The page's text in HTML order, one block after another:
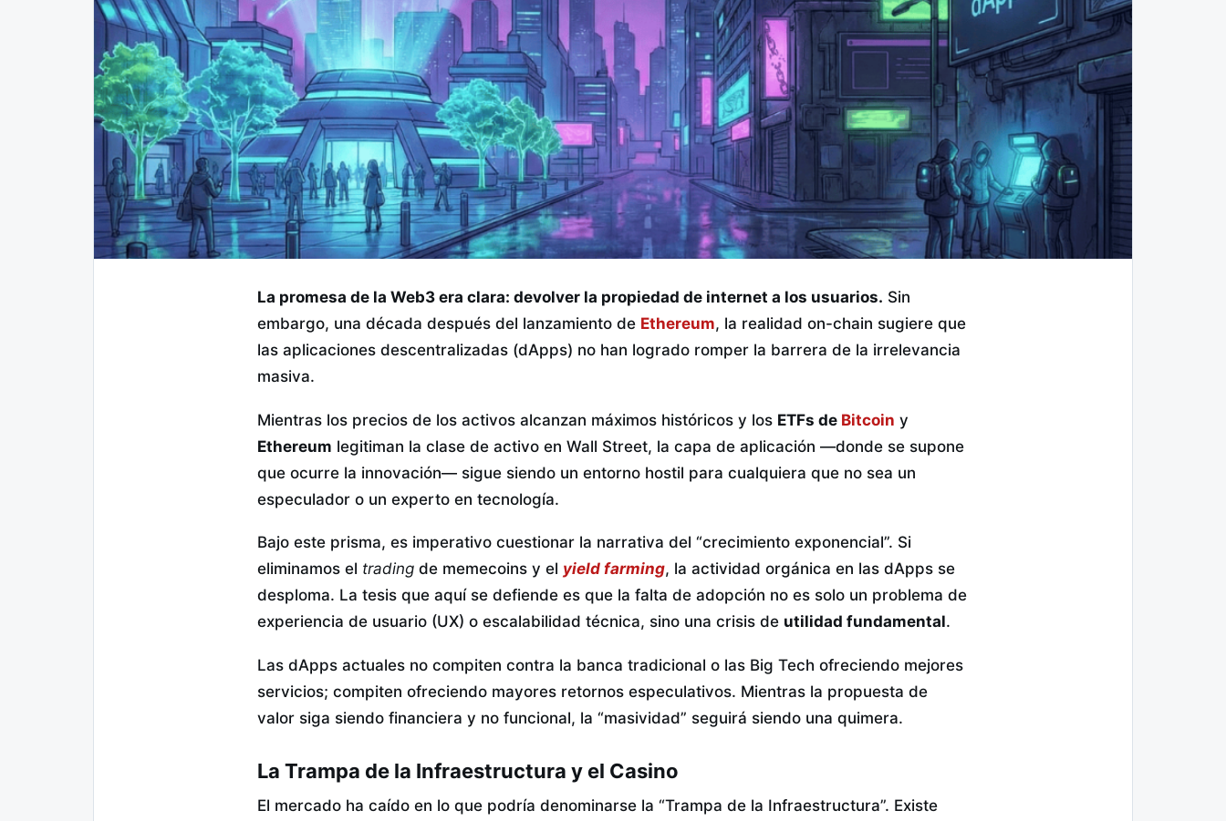
La promesa de la Web3 era clara: devolver la propiedad de internet a los usuarios. Sin
embargo, una década después del lanzamiento de Ethereum, la realidad on-chain sugiere que
las aplicaciones descentralizadas (dApps) no han logrado romper la barrera de la irrelevancia
masiva.
Mientras los precios de los activos alcanzan máximos históricos y los ETFs de Bitcoin y
Ethereum legitiman la clase de activo en Wall Street, la capa de aplicación —donde se supone
que ocurre la innovación— sigue siendo un entorno hostil para cualquiera que no sea un
especulador o un experto en tecnología.
Bajo este prisma, es imperativo cuestionar la narrativa del “crecimiento exponencial”. Si
eliminamos el trading de memecoins y el yield farming, la actividad orgánica en las dApps se
desploma. La tesis que aquí se defiende es que la falta de adopción no es solo un problema de
experiencia de usuario (UX) o escalabilidad técnica, sino una crisis de utilidad fundamental.
Las dApps actuales no compiten contra la banca tradicional o las Big Tech ofreciendo mejores
servicios; compiten ofreciendo mayores retornos especulativos. Mientras la propuesta de
valor siga siendo financiera y no funcional, la “masividad” seguirá siendo una quimera.
La Trampa de la Infraestructura y el Casino
El mercado ha caído en lo que podría denominarse la “Trampa de la Infraestructura”. Existe